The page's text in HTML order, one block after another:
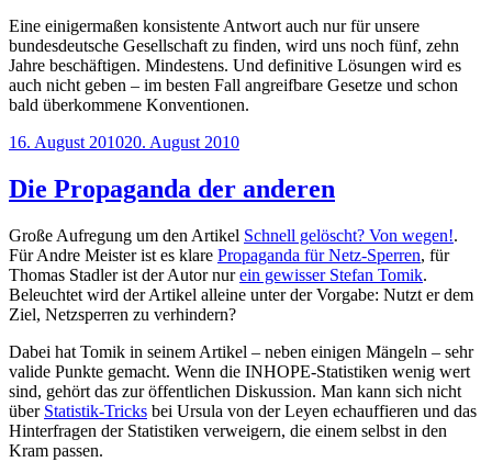
Eine einigermaßen konsistente Antwort auch nur für unsere
bundesdeutsche Gesellschaft zu finden, wird uns noch fünf, zehn
Jahre beschäftigen. Mindestens. Und definitive Lösungen wird es
auch nicht geben – im besten Fall angreifbare Gesetze und schon
bald überkommene Konventionen.
Veröffentlicht
16. August 201020. August 2010
Die Propaganda der anderen
Große Aufregung um den Artikel Schnell gelöscht? Von wegen!.
Für Andre Meister ist es klare Propaganda für Netz-Sperren, für
Thomas Stadler ist der Autor nurein gewisser Stefan Tomik.
Beleuchtet wird der Artikel alleine unter der Vorgabe: Nutzt er dem
Ziel, Netzsperren zu verhindern?
Dabei hat Tomik in seinem Artikel – neben einigen Mängeln – sehr
valide Punkte gemacht. Wenn die INHOPE-Statistiken wenig wert
sind, gehört das zur öffentlichen Diskussion. Man kann sich nicht
über Statistik-Tricks bei Ursula von der Leyen echauffieren und das
Hinterfragen der Statistiken verweigern, die einem selbst in den
Kram passen.